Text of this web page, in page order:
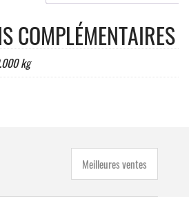
COMPLÉMENTAIRES
kg
Meilleures ventes